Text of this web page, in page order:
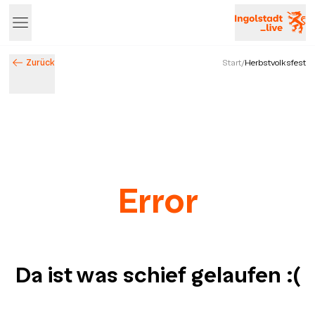
Zurück Start/Herbstvolksfest
Error
Da ist was schief gelaufen :(